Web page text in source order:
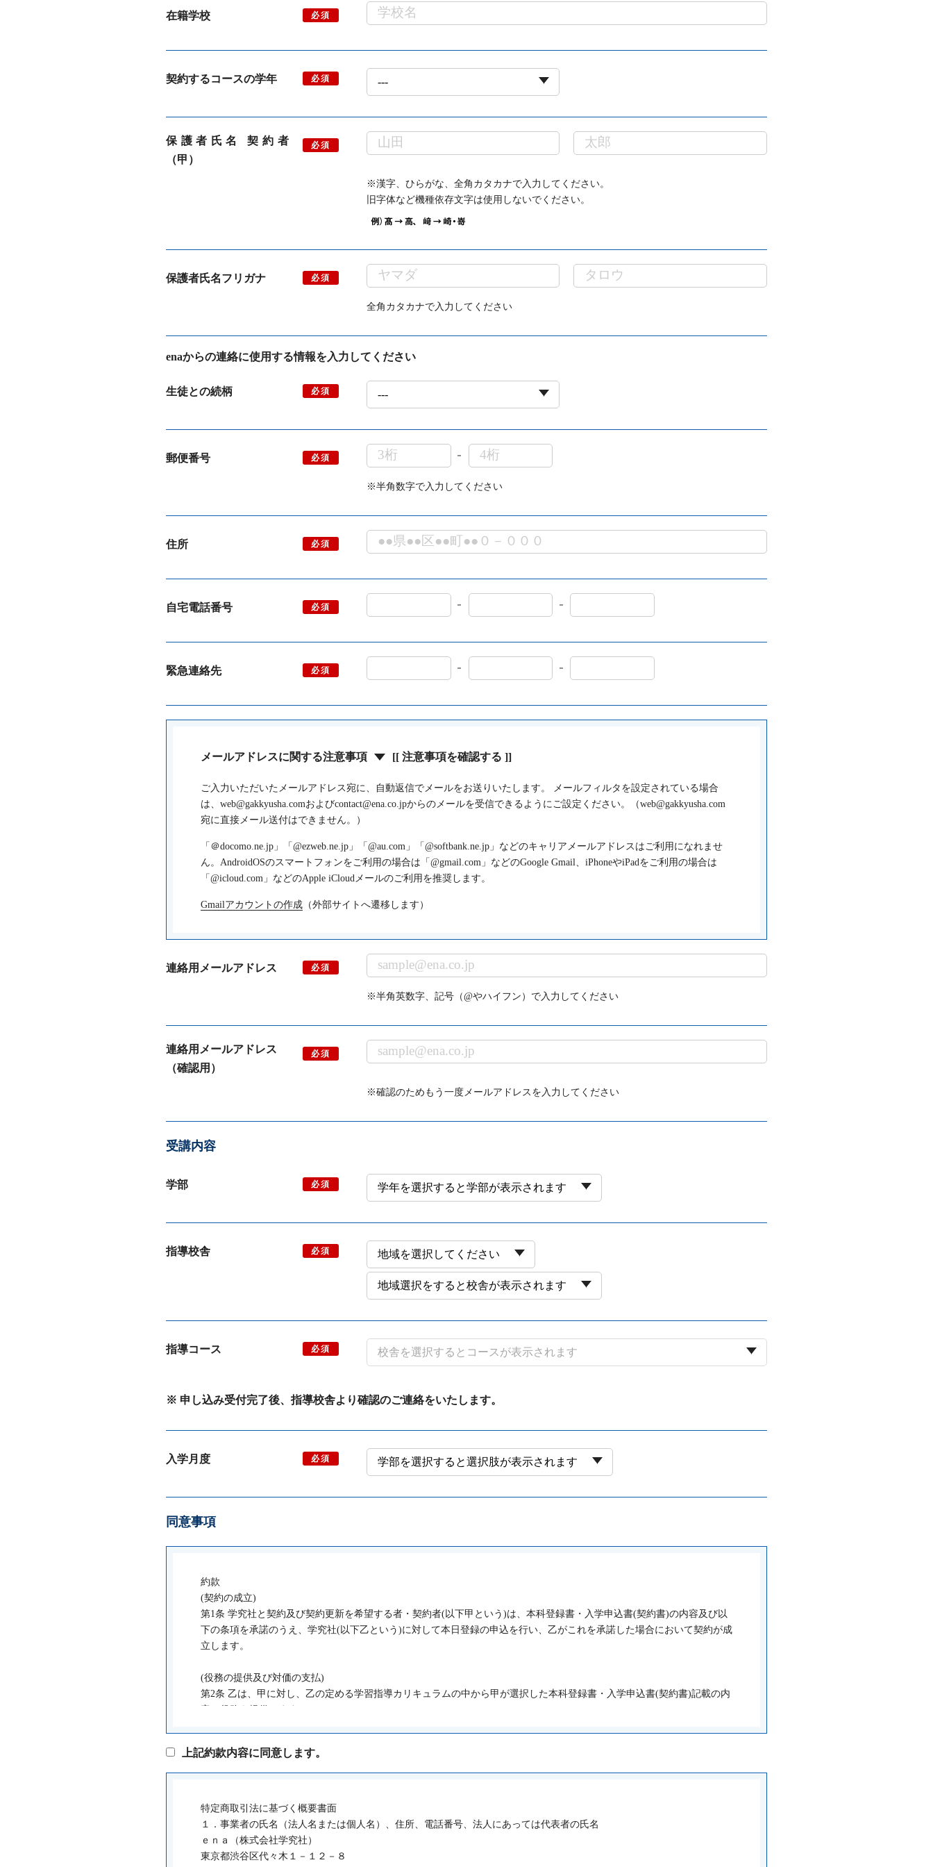
在籍学校 必須
契約するコースの学年 必須
保護者氏名 契約者
（甲）
必須
※漢字、ひらがな、全角カタカナで入力してください。
旧字体など機種依存文字は使用しないでください。
保護者氏名フリガナ 必須
全角カタカナで入力してください
enaからの連絡に使用する情報を入力してください
生徒との続柄 必須
郵便番号 必須
※半角数字で入力してください
住所 必須
自宅電話番号 必須
緊急連絡先 必須
メールアドレスに関する注意事項 [[ 注意事項を確認する ]]
ご入力いただいたメールアドレス宛に、自動返信でメールをお送りいたします。 メールフィルタを設定されている場合
は、web@gakkyusha.comおよびcontact@ena.co.jpからのメールを受信できるようにご設定ください。（web@gakkyusha.com
宛に直接メール送付はできません。）
「＠docomo.ne.jp」「@ezweb.ne.jp」「@au.com」「@softbank.ne.jp」などのキャリアメールアドレスはご利用になれませ
ん。AndroidOSのスマートフォンをご利用の場合は「@gmail.com」などのGoogle Gmail、iPhoneやiPadをご利用の場合は
「@icloud.com」などのApple iCloudメールのご利用を推奨します。
Gmailアカウントの作成 （外部サイトへ遷移します）
連絡用メールアドレス 必須
※半角英数字、記号（@やハイフン）で入力してください
連絡用メールアドレス
（確認用）
必須
※確認のためもう一度メールアドレスを入力してください
受講内容
学部 必須
指導校舎 必須
指導コース 必須
※ 申し込み受付完了後、指導校舎より確認のご連絡をいたします。
入学月度 必須
同意事項
約款
(契約の成立)
第1条 学究社と契約及び契約更新を希望する者・契約者(以下甲という)は、本科登録書・入学申込書(契約書)の内容及び以
下の条項を承諾のうえ、学究社(以下乙という)に対して本日登録の申込を行い、乙がこれを承諾した場合において契約が成
立します。
(役務の提供及び対価の支払)
第2条 乙は、甲に対し、乙の定める学習指導カリキュラムの中から甲が選択した本科登録書・入学申込書(契約書)記載の内
(学習指導の形態)
第3条 契約書記載の指導形態については以下のとおりです。
2 個別指導とは、1人の講師が1人又は2人又は3人迄の生徒に対して所定の指導時間内に学習指導を行うものとします。
(学習指導の開始日)
第4条 本契約において、学習指導の開始日とは、本科登録書・入学申込書(契約書)に記載した日とし、所定の校舎において
上記約款内容に同意します。
特定商取引法に基づく概要書面
１．事業者の氏名（法人名または個人名）、住所、電話番号、法人にあっては代表者の氏名
ｅｎａ（株式会社学究社）
東京都渋谷区代々木１－１２－８